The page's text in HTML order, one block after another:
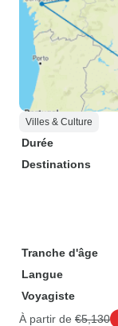
Villes & Culture
Durée
Destinations
Tranche d'âge
Langue
Voyagiste
À partir de €5,130